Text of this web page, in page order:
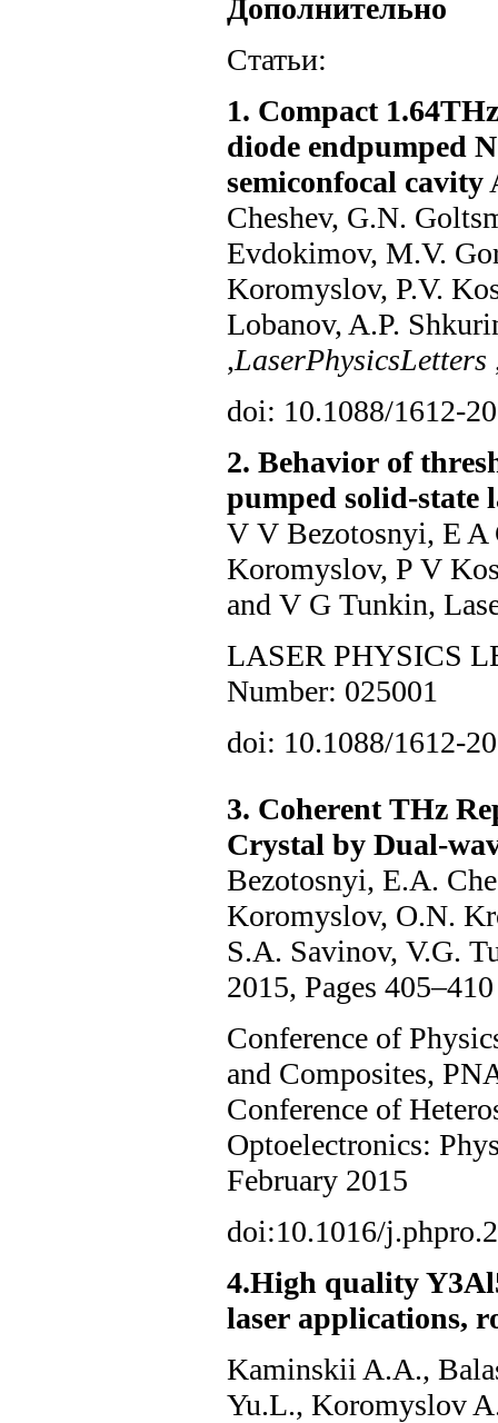
Дополнительно
Статьи:
1. Compact
diode endpumped
semiconfocal cavity
Cheshev, G.N.
Evdokimov, M.V.
Koromyslov, P.V.
Lobanov, A.P.
,LaserPhysicsLetters
doi: 10.1088/1612-
2. Behavior of
pumped solid-state
V V Bezotosnyi, E A
Koromyslov, P V
and V G Tunkin,
LASER PHYSICS
Number: 025001
doi: 10.1088/1612-
3. Coherent THz
Crystal by Dual-
Bezotosnyi, E.A.
Koromyslov, O.N.
S.A. Savinov, V.G.
2015, Pages 405–410
Conference of
and Composites,
Conference of
Optoelectronics:
February 2015
doi:10.1016/
4.High quality
laser applications,
Kaminskii A.A.,
Yu.L., Koromyslov